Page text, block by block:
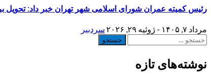
رئیس کمیته عمران شورای اسلامی شهر تهران خبر داد: تحویل برخی منازل نوسازی
مرداد ۷, ۱۴۰۵ - ژوئیه ۲۹, ۲۰۲۶
سردبیر
جستجو
نوشته‌های تازه